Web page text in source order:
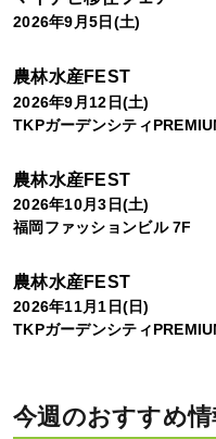
2026年9月5日(土)
農林水産FEST
2026年9月12日(土)
TKPガーデンシティ
農林水産FEST
2026年10月3日(土)
福岡ファッションビル 7F
農林水産FEST
2026年11月1日(日)
TKPガーデンシティ
今週のおすすめ情